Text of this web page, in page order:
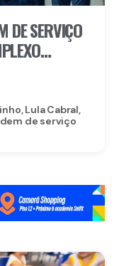
DE SERVIÇO
Lula Cabral,
de serviço